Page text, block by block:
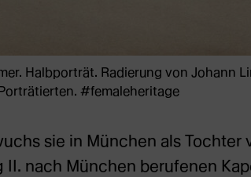
Halbporträt. Radierung von Johann
#femaleheritage
sie in München als Tochter
II. nach München berufenen